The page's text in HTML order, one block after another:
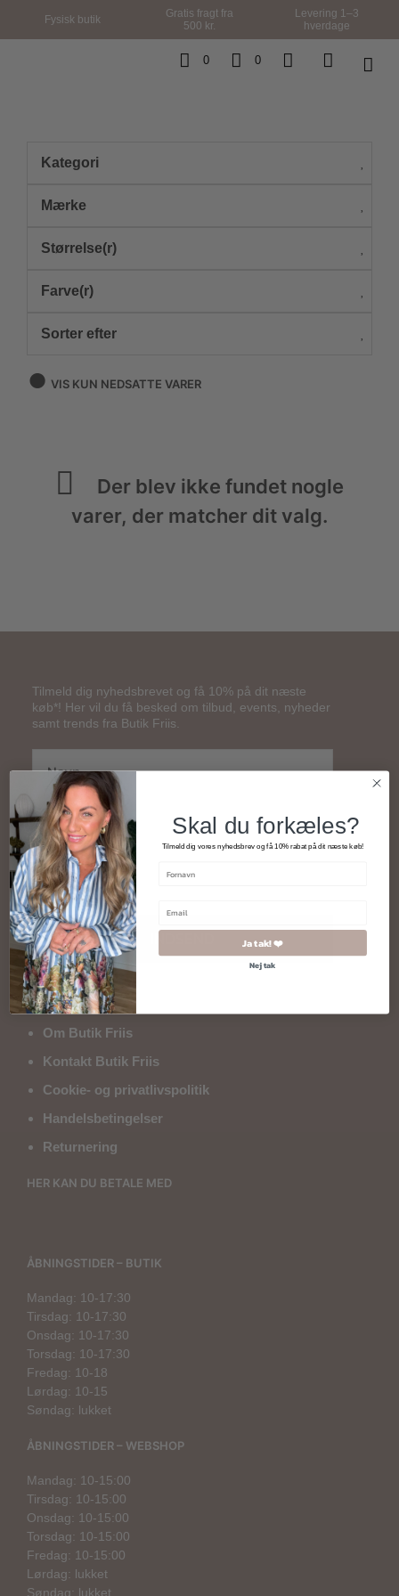
Fysisk butik
Gratis fragt fra
500 kr.
Levering 1–3
hverdage
0 0
Kategori
Mærke
Størrelse(r)
Farve(r)
Sorter efter
VIS KUN NEDSATTE VARER
Der blev ikke fundet nogle
varer, der matcher dit valg.
Tilmeld dig nyhedsbrevet og få 10% på dit næste
køb*! Her vil du få besked om tilbud, events, nyheder
samt trends fra Butik Friis.
* Rabatten kan ikke kombineres med i forvejen
nedsatte varer.
INDSEND
KUNDESERVICE
Om Butik Friis
Kontakt Butik Friis
Cookie- og privatlivspolitik
Handelsbetingelser
Returnering
HER KAN DU BETALE MED
ÅBNINGSTIDER – BUTIK
Mandag: 10-17:30
Tirsdag: 10-17:30
Onsdag: 10-17:30
Torsdag: 10-17:30
Fredag: 10-18
Lørdag: 10-15
Søndag: lukket
ÅBNINGSTIDER – WEBSHOP
Mandag: 10-15:00
Tirsdag: 10-15:00
Onsdag: 10-15:00
Torsdag: 10-15:00
Fredag: 10-15:00
Lørdag: lukket
Søndag: lukket
Skal du forkæles?
Tilmeld dig vores nyhedsbrev og få 10% rabat på dit næste køb!
Ja tak! ❤️
Nej tak